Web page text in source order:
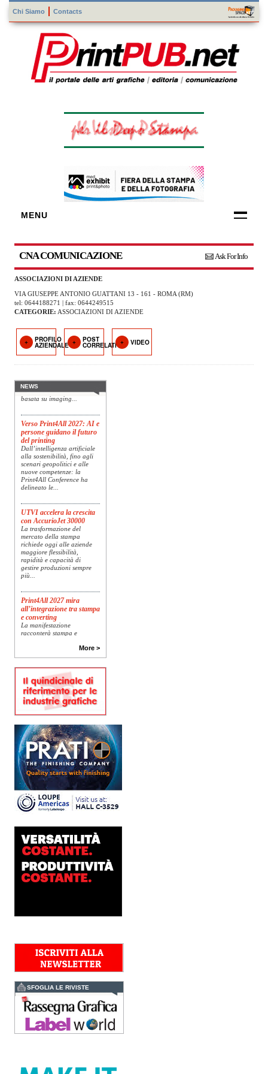
Chi Siamo Contacts
MENU
ASSOCIAZIONI
TEMATICI
EVENTI
Ask For Info
CNA COMUNICAZIONE
ASSOCIAZIONI DI AZIENDE
VIA GIUSEPPE ANTONIO GUATTANI 13 - 161 - ROMA (RM)
tel: 0644188271 | fax: 0644249515
CATEGORIE: ASSOCIAZIONI DI AZIENDE
PROFILO
AZIENDALE
POST
CORRELATI VIDEO
NEWS
Konica Minolta presenta
Specim RETEX
Konica Minolta, realtà di
riferimento a livello globale
presenta Specim RETEX,
una soluzione completa
basata su imaging...
Verso Print4All 2027: AI e
persone guidano il futuro
del printing
Dall’intelligenza artificiale
alla sostenibilità, fino agli
scenari geopolitici e alle
nuove competenze: la
Print4All Conference ha
delineato le...
UTVI accelera la crescita
con AccurioJet 30000
La trasformazione del
mercato della stampa
richiede oggi alle aziende
maggiore flessibilità,
rapidità e capacità di
gestire produzioni sempre
più...
Print4All 2027 mira
all’integrazione tra stampa
e converting
La manifestazione
racconterà stampa e
package printing alle
Una...
Platinum Technologies
presenta SIGNATURE
sviluppo e analisi
approfondita delle reali
esigenze produttive del
mercato, Platinum
Technologies, centro
europeo di ricerca e...
Nava Press sceglie
AccurioJet 30000
Nava Press ha scelto di
Minolta, il sistema inkjet UV
LED B2+ progettato per...
Polyedra diventa un
marchio europeo: nasce
Spagna, Francia e...
Kolor+Service e T&K
Grafiche
L’intesa porta nel Gruppo
una gamma completa di
soluzioni per la misurazione
e il controllo del colore e
della qualità di stampa - e
l’esperienza di...
More >
SFOGLIA LE RIVISTE